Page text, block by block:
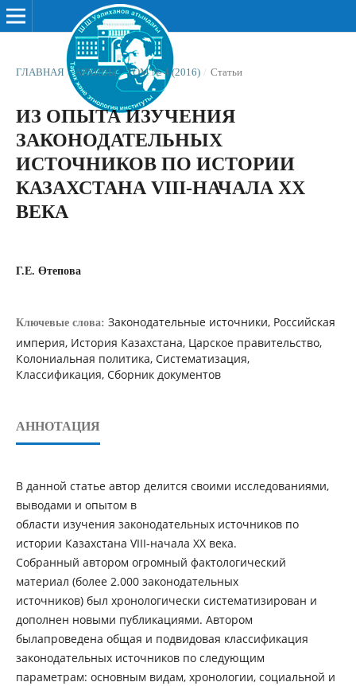
ГЛАВНАЯ / АРХИВЫ / ТОМ № 4 (2016) / Статьи
ИЗ ОПЫТА ИЗУЧЕНИЯ
ЗАКОНОДАТЕЛЬНЫХ
ИСТОЧНИКОВ ПО ИСТОРИИ
КАЗАХСТАНА VIII-НАЧАЛА XX
ВЕКА
Г.Е. Өтепова
Ключевые слова: Законодательные источники, Российская
империя, История Казахстана, Царское правительство,
Колониальная политика, Систематизация,
Классификация, Сборник документов
АННОТАЦИЯ
В данной статье автор делится своими исследованиями,
выводами и опытом в
области изучения законодательных источников по
истории Казахстана VIII-начала XX века.
Собранный автором огромный фактологический
материал (более 2.000 законодательных
источников) был хронологически систематизирован и
дополнен новыми публикациями. Автором
былапроведена общая и подвидовая классификация
законодательных источников по следующим
параметрам: основным видам, хронологии, социальной и